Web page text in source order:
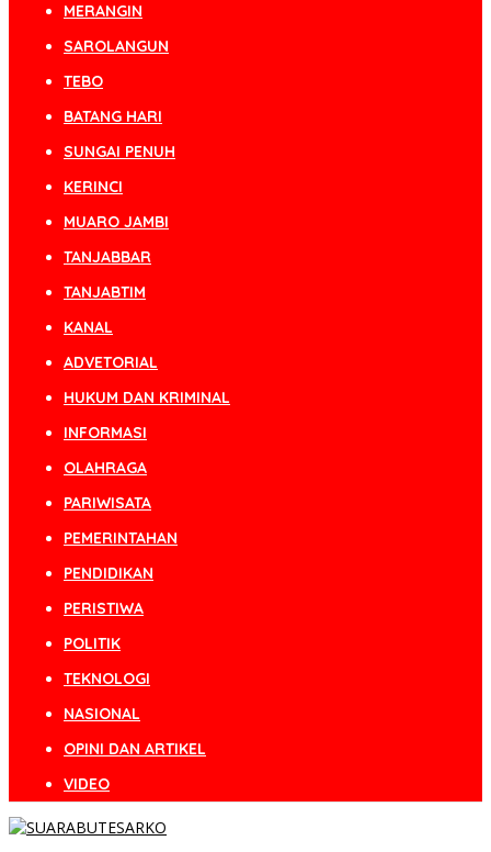
MERANGIN
SAROLANGUN
TEBO
BATANG HARI
SUNGAI PENUH
KERINCI
MUARO JAMBI
TANJABBAR
TANJABTIM
KANAL
ADVETORIAL
HUKUM DAN KRIMINAL
INFORMASI
OLAHRAGA
PARIWISATA
PEMERINTAHAN
PENDIDIKAN
PERISTIWA
POLITIK
TEKNOLOGI
NASIONAL
OPINI DAN ARTIKEL
VIDEO